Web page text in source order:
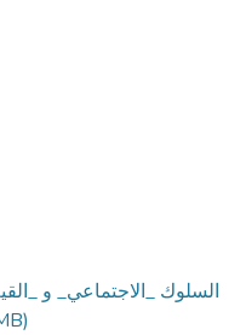
السلوك _الاجتماعي_ و